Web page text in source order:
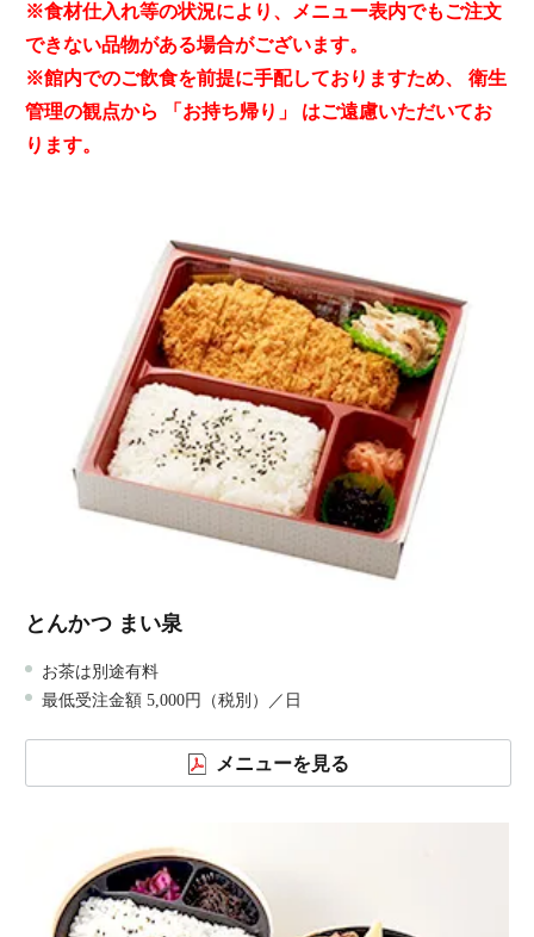
※食材仕入れ等の状況により、メニュー表内でもご注文
できない品物がある場合がございます。
※館内でのご飲食を前提に手配しておりますため、 衛生
管理の観点から 「お持ち帰り」 はご遠慮いただいてお
ります。
とんかつ まい泉
お茶は別途有料
最低受注金額 5,000円（税別）／日
メニューを見る